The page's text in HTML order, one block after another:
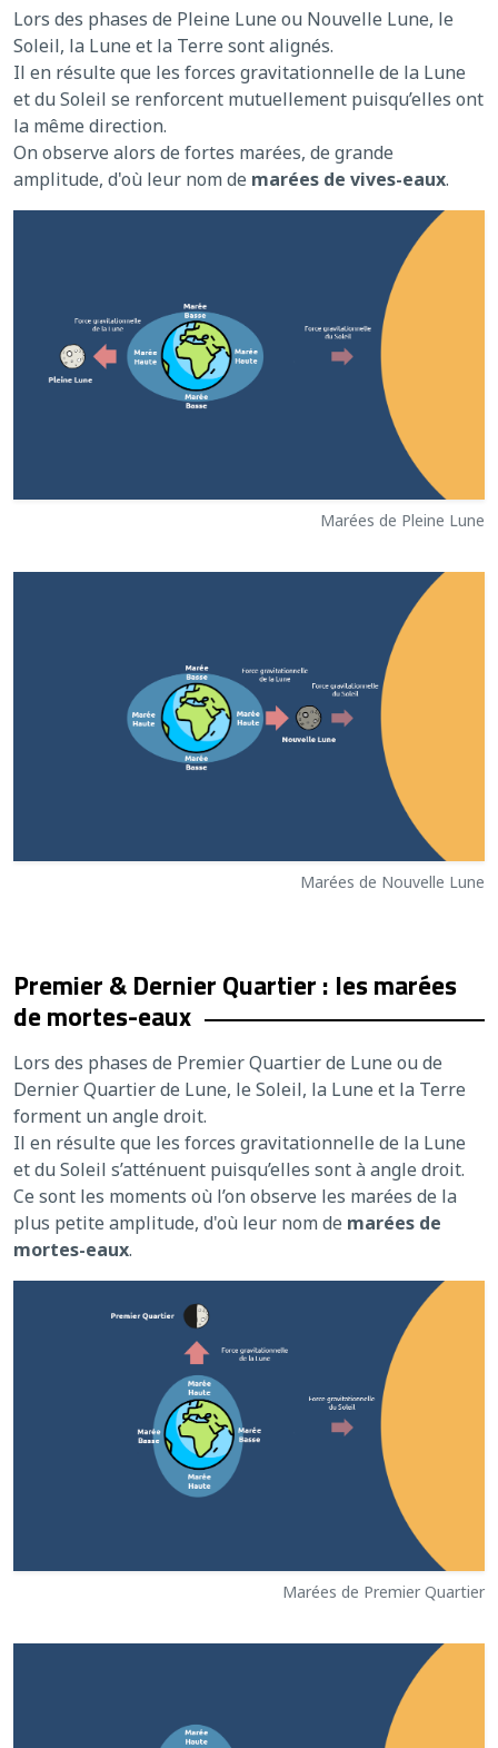
Lors des phases de Pleine Lune ou Nouvelle Lune, le
Soleil, la Lune et la Terre sont alignés.
Il en résulte que les forces gravitationnelle de la Lune
et du Soleil se renforcent mutuellement puisqu’elles ont
la même direction.
On observe alors de fortes marées, de grande
amplitude, d'où leur nom de marées de vives-eaux.
Marées de Pleine Lune
Marées de Nouvelle Lune
Premier & Dernier Quartier : les marées
de mortes-eaux
Lors des phases de Premier Quartier de Lune ou de
Dernier Quartier de Lune, le Soleil, la Lune et la Terre
forment un angle droit.
Il en résulte que les forces gravitationnelle de la Lune
et du Soleil s’atténuent puisqu’elles sont à angle droit.
Ce sont les moments où l’on observe les marées de la
plus petite amplitude, d'où leur nom de marées de
mortes-eaux.
Marées de Premier Quartier